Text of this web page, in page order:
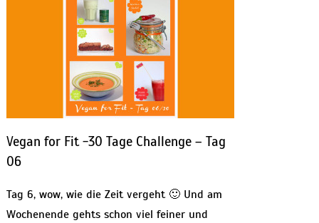
Vegan for Fit -30 Tage Challenge – Tag
06
Tag 6, wow, wie die Zeit vergeht 🙂 Und am
Wochenende gehts schon viel feiner und